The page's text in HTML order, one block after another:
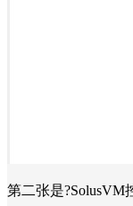
第二张是?SolusVM